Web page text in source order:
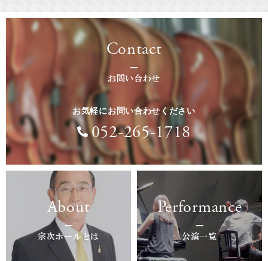
Contact
お問い合わせ
お気軽にお問い合わせください
052-265-1718
About
宗次ホールとは
Performance
公演一覧